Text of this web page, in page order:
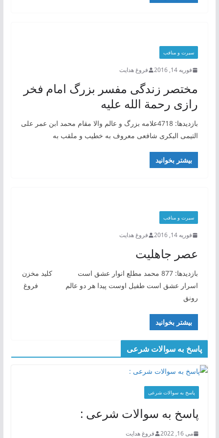
سیرت و منافب
فوریه 14, 2016 فروغ هدایت
مختصر زندگی مفسر بزرگ امام فخر
رازی رحمة الله علیه
بازدیدها: 4718علامه بزرگ و عالم والا مقام محمد ابن عمر علی
التیمی البکری شافعی معروف به خطیب و ملقب به
بیشتر بخوانید
سیرت و منافب
فوریه 14, 2016 فروغ هدایت
عصر جاهلیت
بازدیدها: 877 محمد مطلع انوار عشق است کلید مخزن
اسرار عشق است طفیل اوست پیدا هر دو عالم فروغ
رونق
بیشتر بخوانید
پاسخ به سوالات شرعی
پاسخ به سوالات شرعی
پاسخ به سوالات شرعی :
می 16, 2022 فروغ هدایت